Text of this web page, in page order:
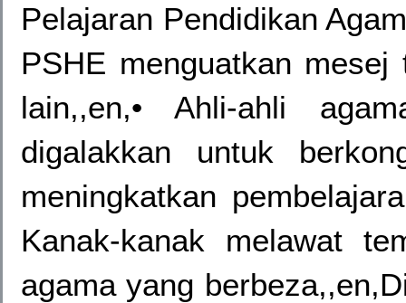
Pelajaran Pendidikan
PSHE menguatkan
lain,,en,• Ahli-ahli
digalakkan untuk
meningkatkan
Kanak-kanak melawat
agama yang